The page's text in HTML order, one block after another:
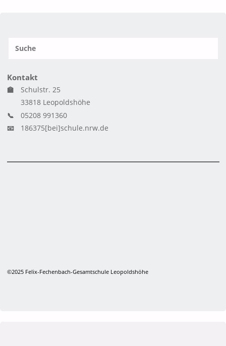
Kontakt
🏫
Schulstr. 25
33818 Leopoldshöhe
📞
05208 991360
📧
186375[bei]schule.nrw.de
©2025 Felix-Fechenbach-Gesamtschule Leopoldshöhe